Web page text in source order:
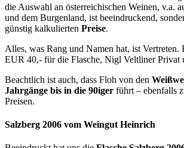
die Auswahl an österreichischen Weinen, v.a.
und dem Burgenland, ist beeindruckend,
günstig kalkulierten Preise.
Alles, was Rang und Namen hat, ist Vertreten.
EUR 40,- für die Flasche, Nigl Veltliner Privat
Beachtlich ist auch, dass Floh von den
Jahrgänge bis in die 90iger führt – ebenfalls
Preisen.
Salzberg 2006 vom Weingut Heinrich